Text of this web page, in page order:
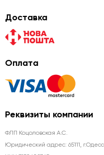
Доставка
Оплата
Реквизиты компании
ФЛП Коцоловская А.С.
Юридический адрес: 65111,